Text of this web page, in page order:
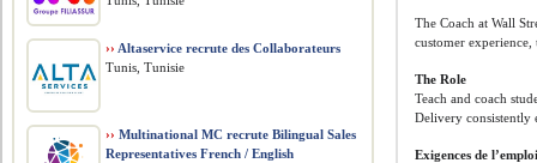
The Coach at Wall
customer
The Role
Teach and coach
Delivery consistently
Exigences de
›› Altaservice recrute des Collaborateurs
Tunis, Tunisie
›› Multinational MC recrute Bilingual Sales
Representatives French / English